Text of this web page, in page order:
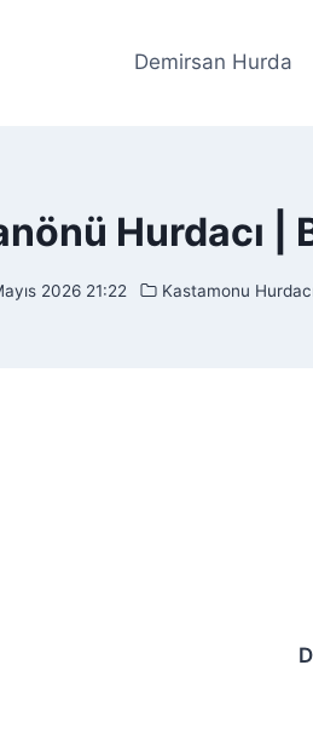
Demirsan Hurda
Hurdacı |
2026 21:22 Kastamonu